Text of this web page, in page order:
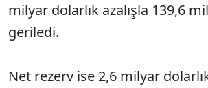
milyar dolarlık azalışla 139,6
geriledi.
Net rezerv ise 2,6 milyar